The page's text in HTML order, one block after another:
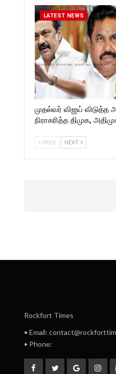
LATEST NEWS
முதல்வர் விஜய் விடுத்த
நிராகரித்த திமுக,
PREV NEXT
Rockfort Times
• Email:
• Phone: